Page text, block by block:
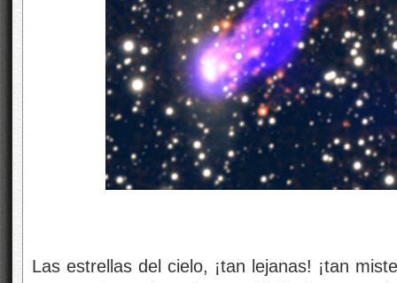
Las estrellas del cielo, ¡tan lejanas! ¡tan